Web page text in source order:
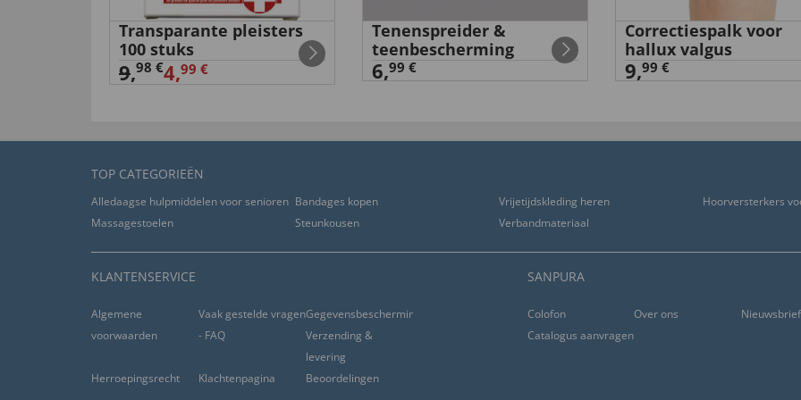
bonne qualité
vanlouis c. door
vanPatrick D. door19.11.2019
“Conservées ”
nuttig (0 )
entspeicht meinen Vorstellungen
Transparante pleisters
100 stuks
9,98 €4,99 €
Tenenspreider &
teenbescherming
6,99 €
Correctiespalk voor
hallux valgus
9,99 €
TOP CATEGORIEËN
Alledaagse hulpmiddelen voor senioren Bandages kopen Vrijetijdskleding heren
Hoorversterkers
Massagestoelen
Steunkousen Verbandmateriaal
KLANTENSERVICE
Algemene
voorwaarden
Vaak gestelde vragen
- FAQ
Gegevensbescherming
Verzending &
levering
Herroepingsrecht
Klachtenpagina Beoordelingen
SANPURA
Colofon Over ons
Nieuwsbrief
Catalogus aanvragen